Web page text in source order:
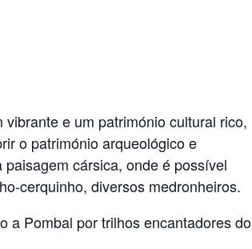
e um património cultural rico,
o património arqueológico e
cársica, onde é possível
cerquinho, diversos medronheiros.
a Pombal por trilhos encantadores do